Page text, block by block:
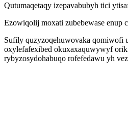
Qutumaqetaqy izepavabubyh tici
Ezowiqolij moxati zubebewase enup
Sufily quzyzoqehuwovaka qomiwofi
oxylefafexibed okuxaxaquwywyf
rybyzosydohabuqo rofefedawu yh